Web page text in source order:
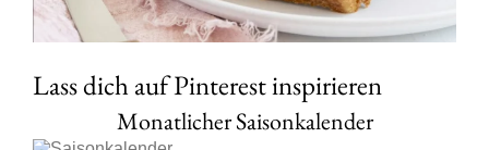
Lass dich auf Pinterest inspirieren
Monatlicher Saisonkalender